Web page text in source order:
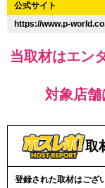
公式サイト
https://www.p-
当取材はエン
対象店舗
取
登録された取材はござ